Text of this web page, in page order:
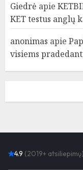
Giedrė apie
KET testus anglų
anonimas apie
visiems
4.9 (2019+ atsiliepimų)